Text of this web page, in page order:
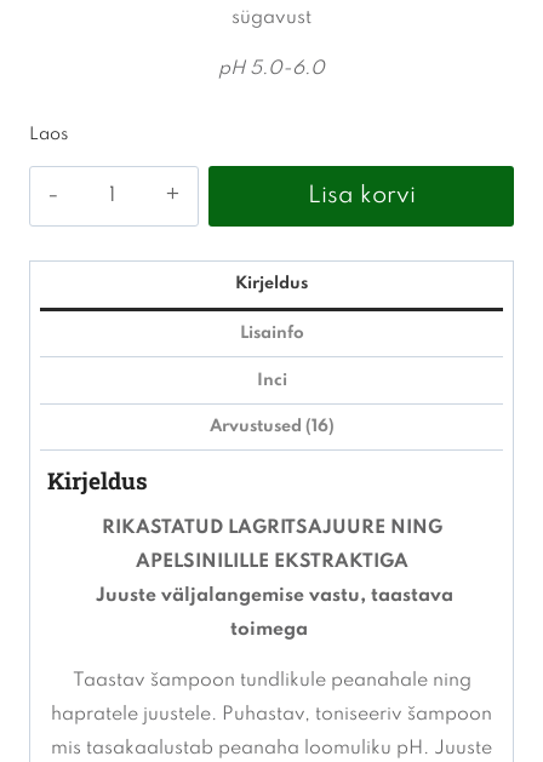
sügavust
pH 5.0-6.0
Laos
kogus
Lisa korvi
Kirjeldus
Lisainfo
Inci
Arvustused (16)
Kirjeldus
RIKASTATUD LAGRITSAJUURE NING
APELSINILILLE EKSTRAKTIGA
Juuste väljalangemise vastu, taastava
toimega
Taastav šampoon tundlikule peanahale ning
hapratele juustele. Puhastav, toniseeriv šampoon
mis tasakaalustab peanaha loomuliku pH. Juuste